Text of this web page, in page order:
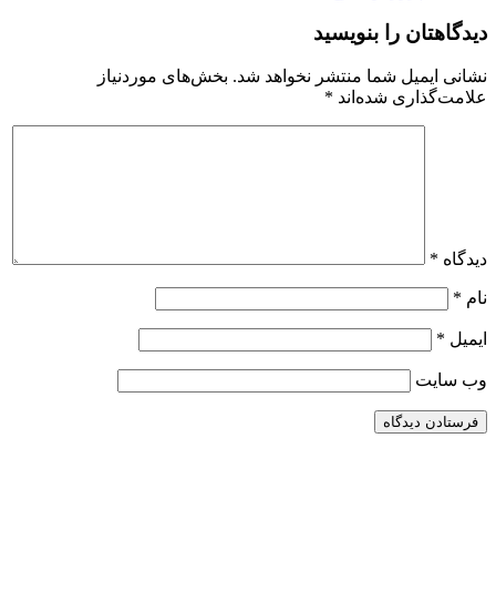
دیدگاهتان را بنویسید
نشانی ایمیل شما منتشر نخواهد شد. بخش‌های موردنیاز
علامت‌گذاری شده‌اند *
دیدگاه *
نام *
ایمیل *
وب‌ سایت